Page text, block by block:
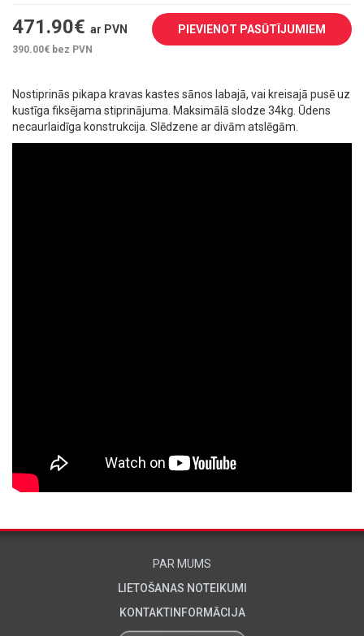
471.90€ ar PVN
390.00€ bez PVN
PIEVIENOT PASŪTĪJUMIEM
Nostiprinās pikapa kravas kastes sānos labajā, vai kreisajā pusē uz
kustīga fiksējama stiprinājuma. Maksimālā slodze 34kg. Ūdens
necaurlaidīga konstrukcija. Slēdzene ar divām atslēgām.
PAR MUMS
LIETOŠANAS NOTEIKUMI
KONTAKTINFORMĀCIJA